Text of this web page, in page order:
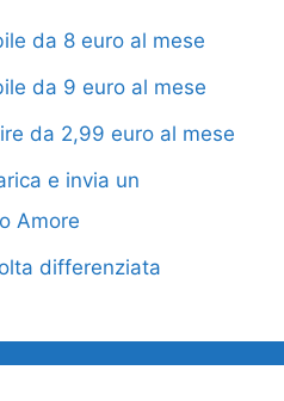
da 8 euro al mese
da 9 euro al mese
da 2,99 euro al mese
e invia un
Amore
differenziata